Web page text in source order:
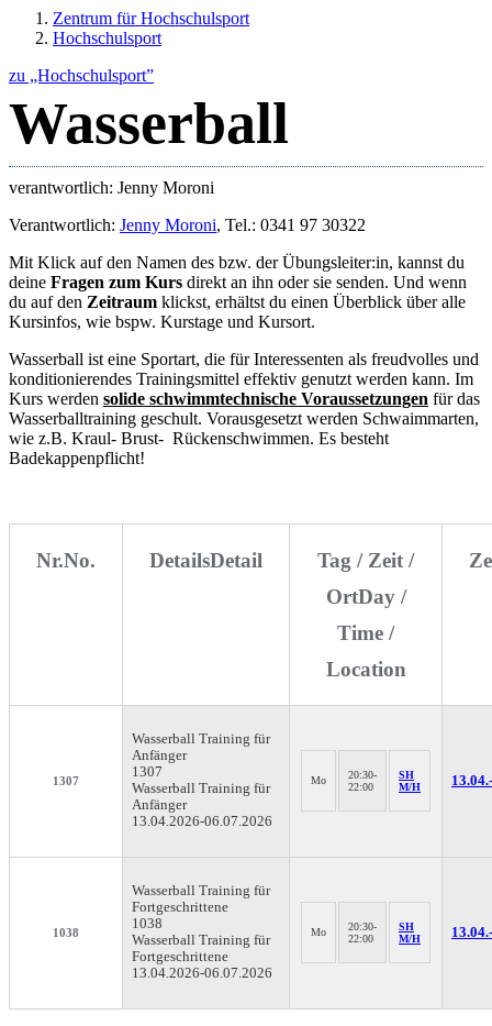
Zentrum für Hochschulsport
Hochschulsport
zu „Hochschulsport”
Wasserball
verantwortlich: Jenny Moroni
Verantwortlich: Jenny Moroni, Tel.: 0341 97 30322
Mit Klick auf den Namen des bzw. der Übungsleiter:in, kannst du
deine Fragen zum Kurs direkt an ihn oder sie senden. Und wenn
du auf den Zeitraum klickst, erhältst du einen Überblick über alle
Kursinfos, wie bspw. Kurstage und Kursort.
Wasserball ist eine Sportart, die für Interessenten als freudvolles und
konditionierendes Trainingsmittel effektiv genutzt werden kann. Im
Kurs werden solide schwimmtechnische Voraussetzungen für das
Wasserballtraining geschult. Vorausgesetzt werden Schwaimmarten,
wie z.B. Kraul- Brust- Rückenschwimmen. Es besteht
Badekappenpflicht!
Nr.No. DetailsDetail
Tag / Zeit /
OrtDay /
Time /
Location
1307
Wasserball Training für
Anfänger
1307
Wasserball Training für
Anfänger
13.04.2026-06.07.2026
Mo
20:30-
22:00
SH
M/H
13.04.-
1038
Wasserball Training für
Fortgeschrittene
1038
Wasserball Training für
Fortgeschrittene
13.04.2026-06.07.2026
Mo
20:30-
22:00
SH
M/H
13.04.-